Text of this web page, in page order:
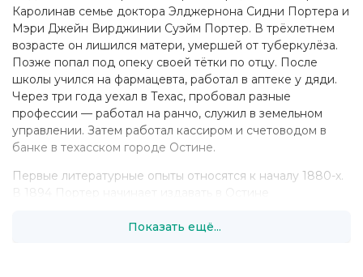
Каролинав семье доктора Элджернона Сидни Портера и
Мэри Джейн Вирджинии Суэйм Портер. В трёхлетнем
возрасте он лишился матери, умершей от туберкулёза.
Позже попал под опеку своей тётки по отцу. После
школы учился на фармацевта, работал в аптеке у дяди.
Через три года уехал в Техас, пробовал разные
профессии — работал на ранчо, служил в земельном
управлении. Затем работал кассиром и счетоводом в
банке в техасском городе Остине.
Первые литературные опыты относятся к началу 1880-х.
В 1894 Портер начинает издавать в Остине
целиком заполняя его собственными очерками, шутками,
Показать ещё...